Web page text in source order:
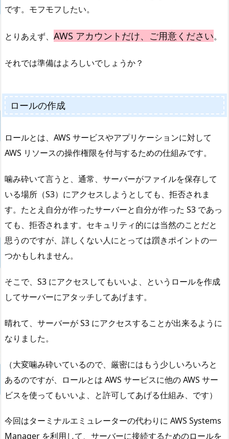
です。モフモフしたい。
とりあえず、 AWS アカウントだけ、ご用意ください。
それでは準備はよろしいでしょうか？
ロールの作成
ロールとは、AWS サービスやアプリケーションに対して
AWS リソースの操作権限を付与するための仕組みです。
噛み砕いて言うと、通常、サーバーがファイルを保存して
いる場所（S3）にアクセスしようとしても、拒否されま
す。たとえ自分が作ったサーバーと自分が作った S3 であっ
ても、拒否されます。セキュリティ的には当然のことだと
思うのですが、詳しくない人にとっては躓きポイントの一
つかもしれません。
そこで、S3 にアクセスしてもいいよ、というロールを作成
してサーバーにアタッチしてあげます。
晴れて、サーバーが S3 にアクセスすることが出来るように
なりました。
（大変噛み砕いているので、厳密にはもう少しいろいろと
あるのですが、ロールとは AWS サービスに他の AWS サー
ビスを使ってもいいよ、と許可してあげる仕組み、です）
今回はターミナルエミュレーターの代わりに AWS Systems
Manager を利用して、サーバーに接続するためのロールを